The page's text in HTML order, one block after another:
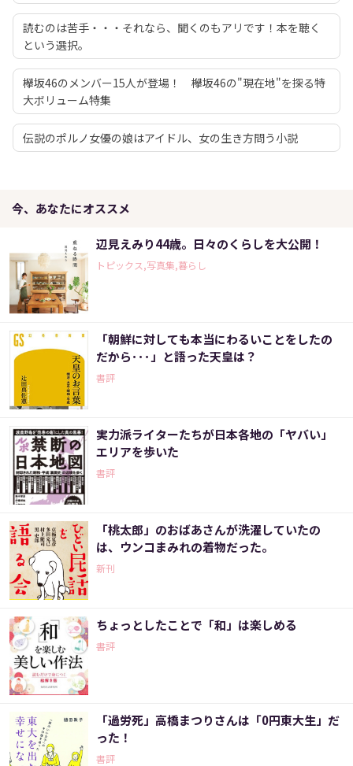
読むのは苦手・・・それなら、聞くのもアリです！本を聴く
という選択。
欅坂46のメンバー15人が登場！ 欅坂46の"現在地"を探る特
大ボリューム特集
伝説のポルノ女優の娘はアイドル、女の生き方問う小説
今、あなたにオススメ
辺見えみり44歳。日々のくらしを大公開！
トピックス,写真集,暮らし
「朝鮮に対しても本当にわるいことをしたの
だから･･･」と語った天皇は？
書評
実力派ライターたちが日本各地の「ヤバい」
エリアを歩いた
書評
「桃太郎」のおばあさんが洗濯していたの
は、ウンコまみれの着物だった。
新刊
ちょっとしたことで「和」は楽しめる
書評
「過労死」高橋まつりさんは「0円東大生」だ
った！
書評